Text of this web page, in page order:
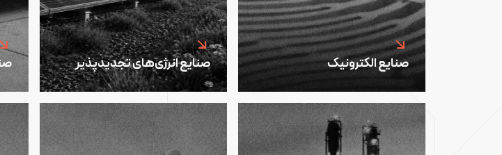
صنایع الکترونیک صنایع انرژی‌های تجدیدپذیر